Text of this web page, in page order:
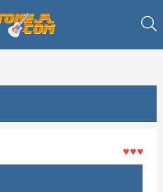
♥♥♥着メ